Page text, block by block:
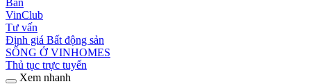
Bán
VinClub
Tư vấn
Định giá Bất động sản
SỐNG Ở VINHOMES
Thủ tục trực tuyến
Xem nhanh